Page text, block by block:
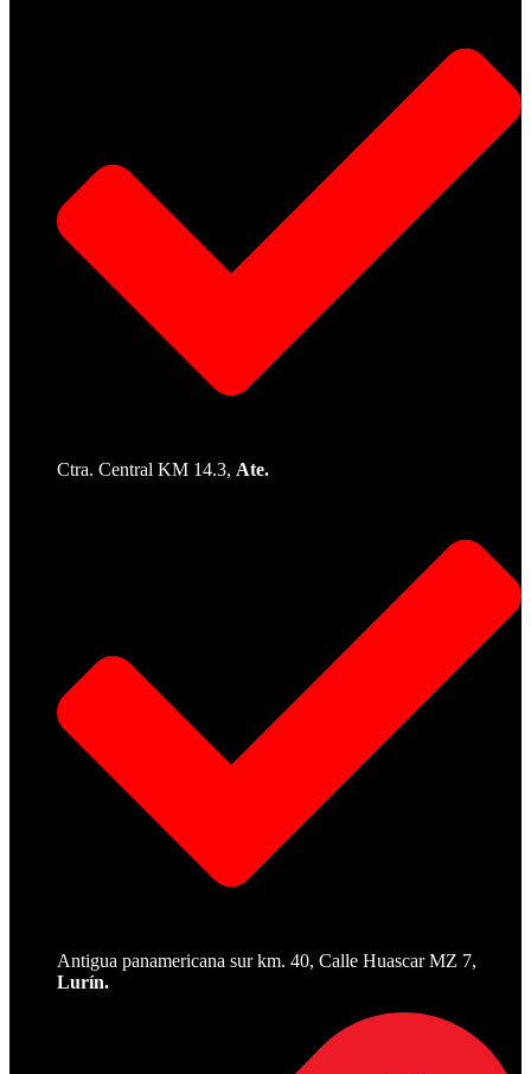
Ctra. Central KM 14.3, Ate.
Antigua panamericana sur km. 40, Calle Huascar MZ 7,
Lurín.